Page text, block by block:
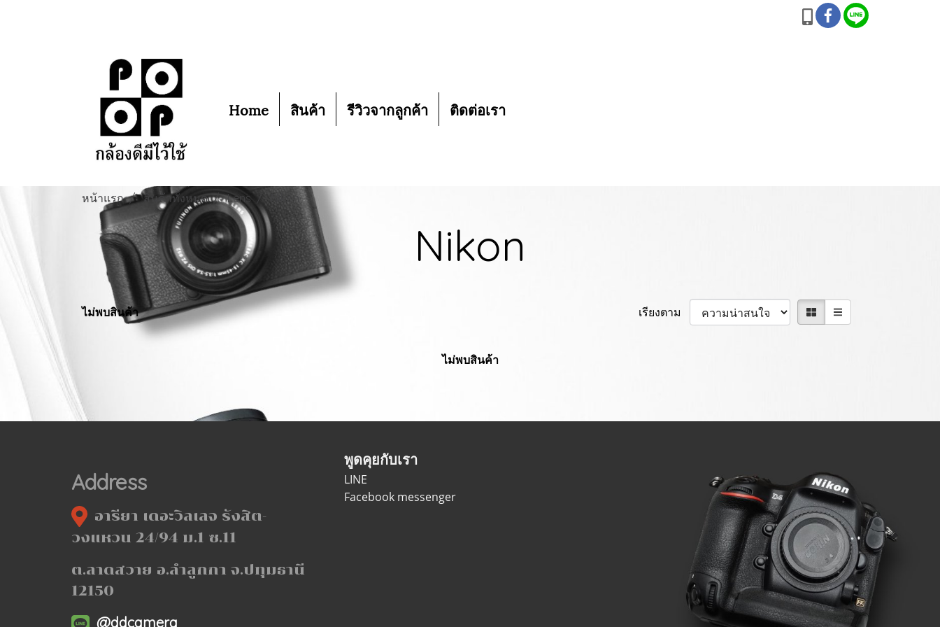
Home สินค้า รีวิวจากลูกค้า ติดต่อเรา
หน้าแรก สินค้าทั้งหมด Lens Nikon
Nikon
ไม่พบสินค้า เรียงตาม
ไม่พบสินค้า
Address
อารียา เดอะวิลเลจ รังสิต-
วงแหวน 24/94 ม.1 ซ.11
ต.ลาดสวาย อ.ลำลูกกา จ.ปทุมธานี
12150
@ddcamera
พูดคุยกับเรา
LINE
Facebook messenger